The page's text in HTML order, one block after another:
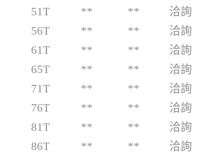
51T ** **
洽詢
56T
** **
洽詢
61T
** **
洽詢
65T
** **
洽詢
71T
** **
洽詢
76T
** **
洽詢
81T
** **
洽詢
86T
** **
洽詢